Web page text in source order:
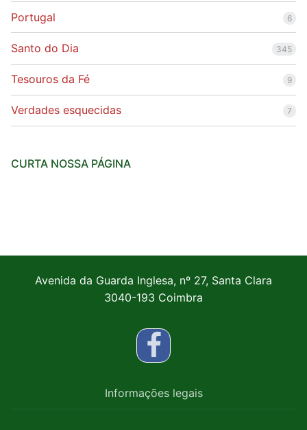
Portugal 6
Santo do Dia 345
Tesouros da Fé 9
Verdades esquecidas 7
CURTA NOSSA PÁGINA
Avenida da Guarda Inglesa, nº 27, Santa Clara
3040-193 Coimbra
Informações legais